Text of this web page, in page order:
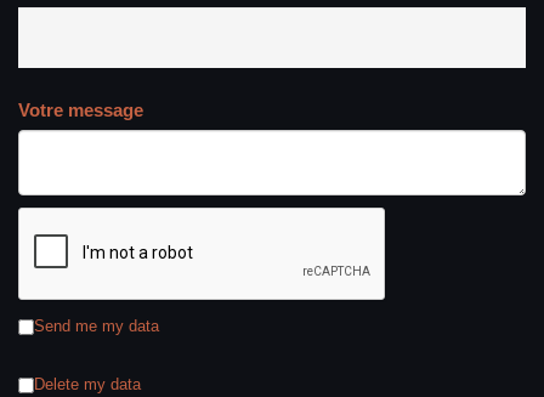
Votre message
Send me my data
Delete my data